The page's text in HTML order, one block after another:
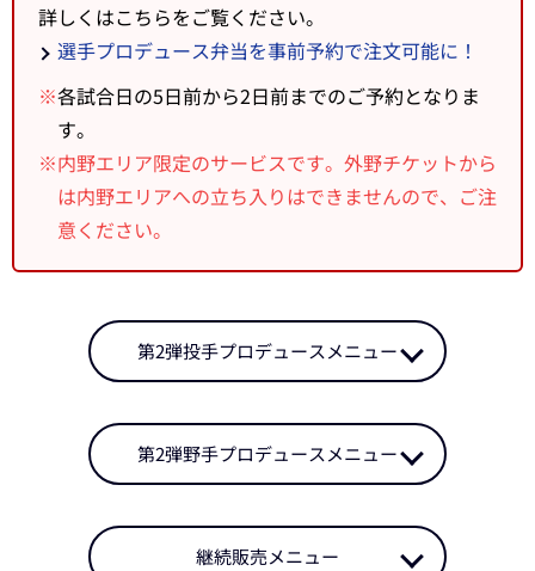
詳しくはこちらをご覧ください。
選手プロデュース弁当を事前予約で注文可能に！
※各試合日の5日前から2日前までのご予約となりま
す。
※内野エリア限定のサービスです。外野チケットから
は内野エリアへの立ち入りはできませんので、ご注
意ください。
第2弾投手プロデュースメニュー
第2弾野手プロデュースメニュー
継続販売メニュー